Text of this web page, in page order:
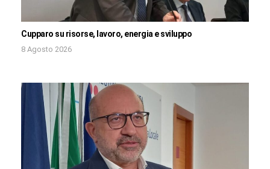
Cupparo su risorse, lavoro, energia e sviluppo
8 Agosto 2026